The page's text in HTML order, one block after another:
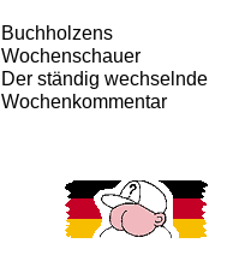
Buchholzens
Wochenschauer
Der ständig wechselnde
Wochenkommentar